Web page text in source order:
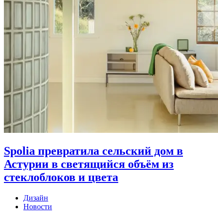
Spolia превратила сельский дом в
Астурии в светящийся объём из
стеклоблоков и цвета
Дизайн
Новости